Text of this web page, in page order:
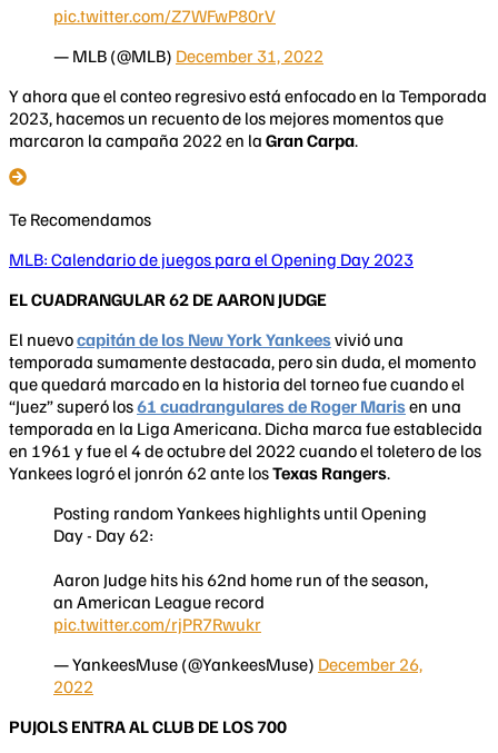
pic.twitter.com/Z7WFwP80rV
— MLB (@MLB) December 31, 2022
Y ahora que el conteo regresivo está enfocado en la Temporada
2023, hacemos un recuento de los mejores momentos que
marcaron la campaña 2022 en la Gran Carpa.
Te Recomendamos
MLB: Calendario de juegos para el Opening Day 2023
EL CUADRANGULAR 62 DE AARON JUDGE
El nuevocapitán de los New York Yankeesvivió una
temporada sumamente destacada, pero sin duda, el momento
que quedará marcado en la historia del torneo fue cuando el
“Juez” superó los61 cuadrangulares de Roger Marisen una
temporada en la Liga Americana. Dicha marca fue establecida
en 1961 y fue el 4 de octubre del 2022 cuando el toletero de los
Yankees logró el jonrón 62 ante losTexas Rangers.
Posting random Yankees highlights until Opening
Day - Day 62:
Aaron Judge hits his 62nd home run of the season,
an American League record
pic.twitter.com/rjPR7Rwukr
— YankeesMuse (@YankeesMuse) December 26,
2022
PUJOLS ENTRA AL CLUB DE LOS 700